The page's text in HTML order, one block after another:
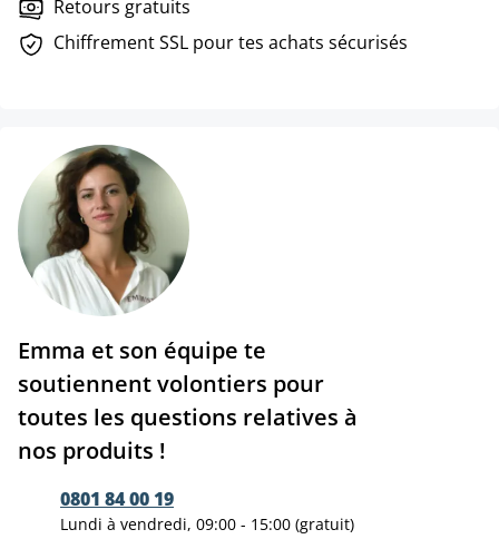
Retours gratuits
Chiffrement SSL pour tes achats sécurisés
Emma et son équipe te
soutiennent volontiers pour
toutes les questions relatives à
nos produits !
0801 84 00 19
Lundi à vendredi, 09:00 - 15:00 (gratuit)